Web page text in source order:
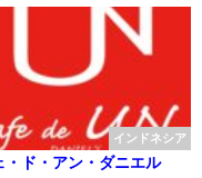
インドネシア
・ド・アン・ダニエル